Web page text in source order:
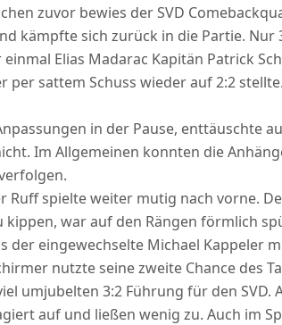
zuvor bewies der SVD
kämpfte sich zurück in die Partie.
Elias Madarac Kapitän Patrick
per sattem Schuss wieder auf 2:2
in der Pause, enttäuschte
Im Allgemeinen konnten die
Ruff spielte weiter mutig nach vorne.
war auf den Rängen förmlich
der eingewechselte Michael Kappeler
nutzte seine zweite Chance des
umjubelten 3:2 Führung für den SVD.
auf und ließen wenig zu. Auch im